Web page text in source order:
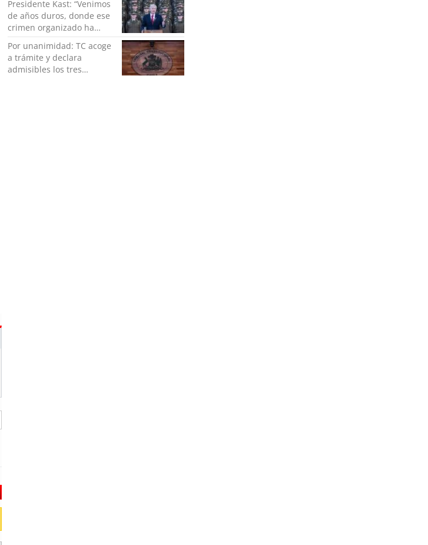
Presidente Kast: “Venimos
de años duros, donde ese
crimen organizado ha
ocupado un lugar que no
le corresponde”
Por unanimidad: TC acoge
a trámite y declara
admisibles los tres